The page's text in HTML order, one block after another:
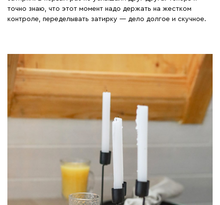
точно знаю, что этот момент надо держать на жестком
контроле, переделывать затирку — дело долгое и скучное.